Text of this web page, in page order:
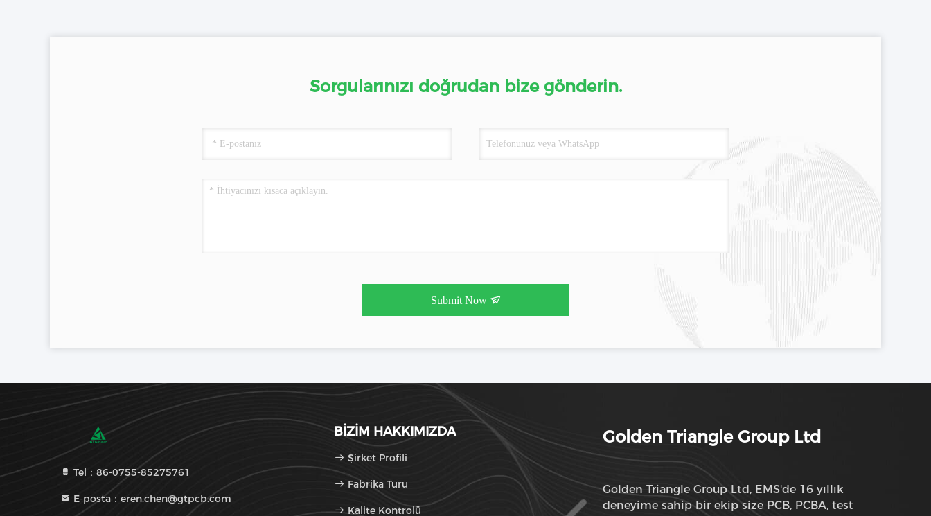
Sorgularınızı doğrudan bize gönderin.
Submit Now
Tel：86-0755-85275761
E-posta：eren.chen@gtpcb.com
BIZIM HAKKIMIZDA
Şirket Profili
Fabrika Turu
Kalite Kontrolü
Golden Triangle Group Ltd
Golden Triangle Group Ltd, EMS'de 16 yıllık
deneyime sahip bir ekip size PCB, PCBA, test